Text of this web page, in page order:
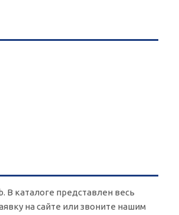
В каталоге представлен весь
на сайте или звоните нашим